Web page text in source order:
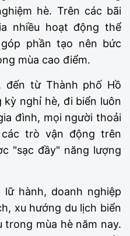
hè. Trên các bãi
nhiều hoạt động thể
phần tạo nên bức
mùa cao điểm.
đến từ Thành phố Hồ
nghỉ hè, đi biển luôn
đình, mọi người thoải
trò vận động trên
"sạc đầy" năng lượng
hành, doanh nghiệp
xu hướng du lịch biển
mùa hè năm nay.